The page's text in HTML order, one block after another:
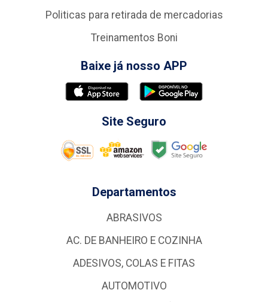
Politicas para retirada de mercadorias
Treinamentos Boni
Baixe já nosso APP
Site Seguro
Departamentos
ABRASIVOS
AC. DE BANHEIRO E COZINHA
ADESIVOS, COLAS E FITAS
AUTOMOTIVO